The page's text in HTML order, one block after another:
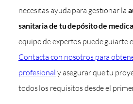
necesitas ayuda para gestionar la
sanitaria de tu depósito de
equipo de expertos puede guiarte
Contacta con nosotros para
profesional y asegurar que tu
todos los requisitos desde el